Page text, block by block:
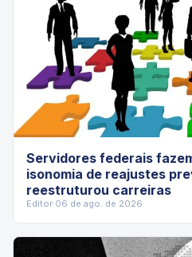
Servidores federais
isonomia de reajustes
reestruturou carreiras
Editor·06 de ago. de 2026